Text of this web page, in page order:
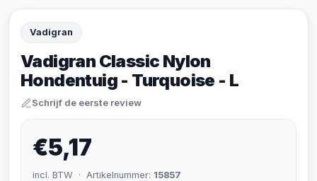
Vadigran
Vadigran Classic Nylon
Hondentuig - Turquoise - L
Schrijf de eerste review
€5,17
incl. BTW · Artikelnummer: 15857